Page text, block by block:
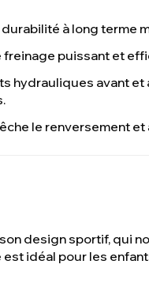
à long terme
freinage puissant et
hydrauliques avant
le renversement
design sportif, qui
idéal pour les